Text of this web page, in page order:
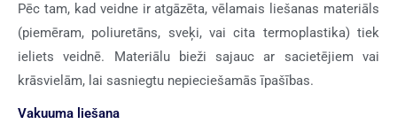
Pēc tam, kad veidne ir atgāzēta, vēlamais liešanas materiāls
(piemēram, poliuretāns, sveķi, vai cita termoplastika) tiek
ieliets veidnē. Materiālu bieži sajauc ar sacietējiem vai
krāsvielām, lai sasniegtu nepieciešamās īpašības.
Vakuuma liešana